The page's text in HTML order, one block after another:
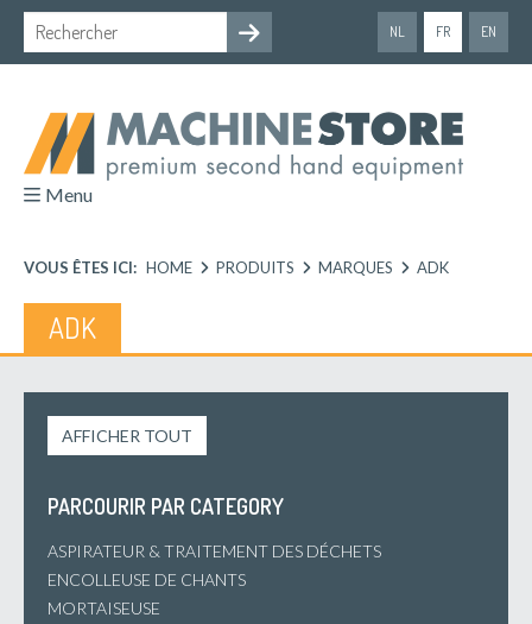
NL FR EN
Menu
VOUS ÊTES ICI: HOME PRODUITS MARQUES ADK
ADK
AFFICHER TOUT
PARCOURIR PAR CATEGORY
ASPIRATEUR & TRAITEMENT DES DÉCHETS
ENCOLLEUSE DE CHANTS
MORTAISEUSE